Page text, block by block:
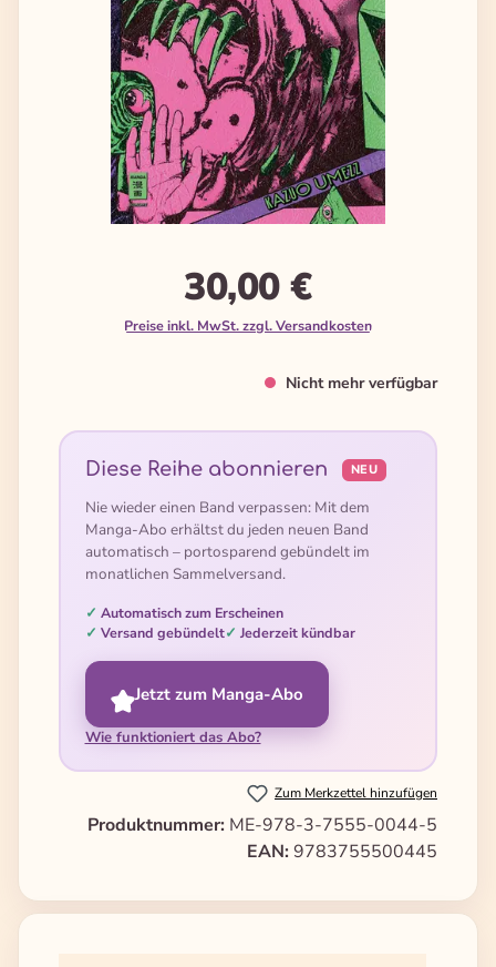
30,00 €
Preise inkl. MwSt. zzgl. Versandkosten
Nicht mehr verfügbar
Diese Reihe abonnieren NEU
Nie wieder einen Band verpassen: Mit dem
Manga-Abo erhältst du jeden neuen Band
automatisch – portosparend gebündelt im
monatlichen Sammelversand.
Automatisch zum Erscheinen
Versand gebündelt
Jederzeit kündbar
Jetzt zum Manga-Abo
Wie funktioniert das Abo?
Zum Merkzettel hinzufügen
Produktnummer: ME-978-3-7555-0044-5
EAN: 9783755500445